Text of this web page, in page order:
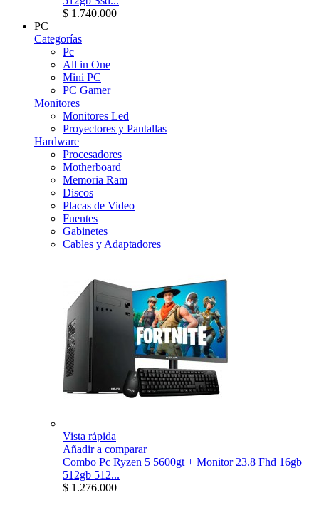
$ 1.740.000
PC
Categorías
Pc
All in One
Mini PC
PC Gamer
Monitores
Monitores Led
Proyectores y Pantallas
Hardware
Procesadores
Motherboard
Memoria Ram
Discos
Placas de Video
Fuentes
Gabinetes
Cables y Adaptadores
Vista rápida
Añadir a comparar
Combo Pc Ryzen 5 5600gt + Monitor 23.8 Fhd 16gb
512gb 512...
$ 1.276.000